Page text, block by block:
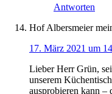
Antworten
Hof Albersmeier
17. März 2021 um
Lieber Herr Grün,
unserem
ausprobieren kann –